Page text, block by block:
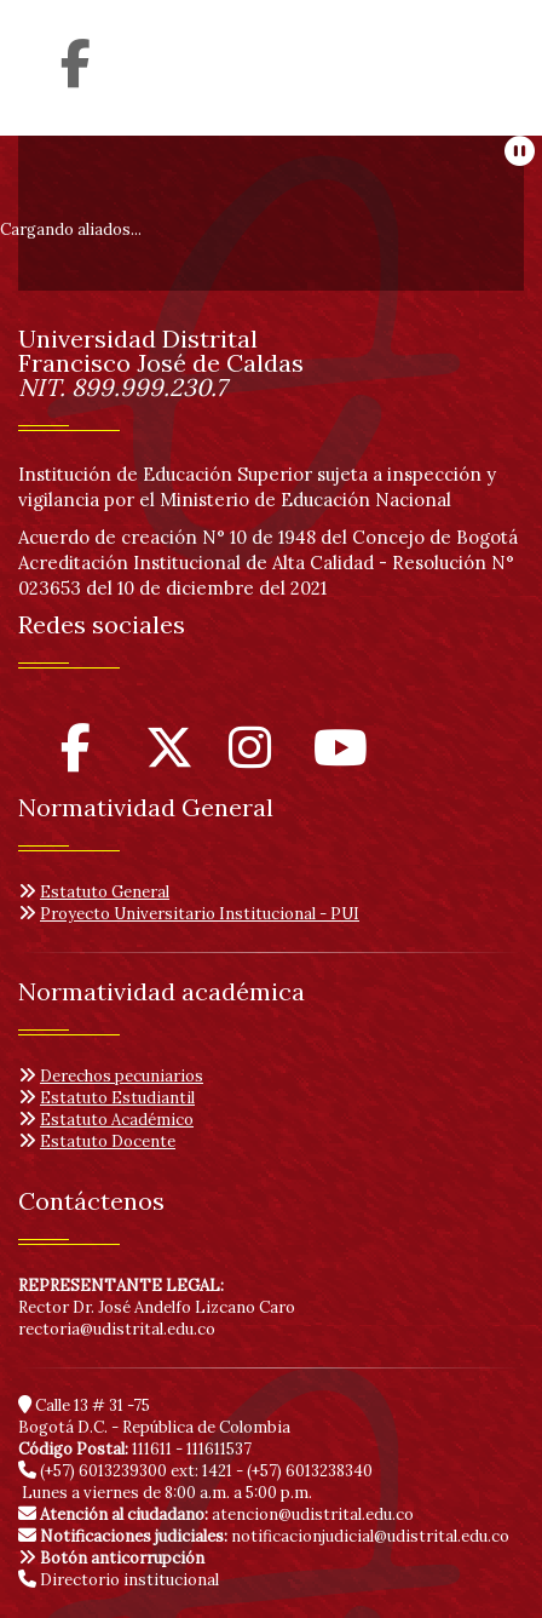
Información
pie
de
página
Cargando aliados...
Información
Universidad Distrital
Francisco José de Caldas
NIT. 899.999.230.7
Institución de Educación Superior sujeta a inspección y
vigilancia por el Ministerio de Educación Nacional
Acuerdo de creación N° 10 de 1948 del Concejo de Bogotá
Acreditación Institucional de Alta Calidad - Resolución N°
023653 del 10 de diciembre del 2021
Redes sociales
Normatividad General
Estatuto General
Proyecto Universitario Institucional - PUI
Normatividad académica
Derechos pecuniarios
Estatuto Estudiantil
Estatuto Académico
Estatuto Docente
Contáctenos
REPRESENTANTE LEGAL:
Rector Dr. José Andelfo Lizcano Caro
rectoria@udistrital.edu.co
Calle 13 # 31 -75
Bogotá D.C. - República de Colombia
Código Postal:111611 - 111611537
(+57) 6013239300 ext: 1421 - (+57) 6013238340
Lunes a viernes de 8:00 a.m. a 5:00 p.m.
Atención al ciudadano:atencion@udistrital.edu.co
Notificaciones judiciales: notificacionjudicial@udistrital.edu.co
Botón anticorrupción
Directorio institucional